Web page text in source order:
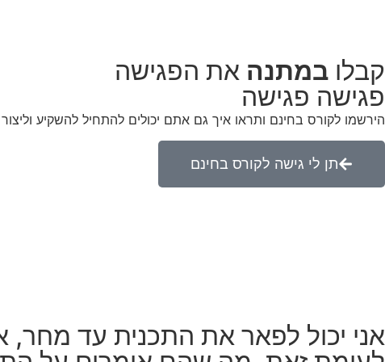
קבלו במתנה את הפגישה
פגישה פגישה
הירשמו לקורס בחינם ותראו איך גם אתם יכולים להתחיל להשקיע
תן לי גישה לקורס בחינם
אני יכול לפאר את התכנית עד מחר,